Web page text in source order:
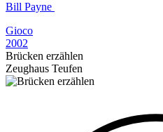
Bill Payne
Gioco
2002
Brücken erzählen
Zeughaus Teufen